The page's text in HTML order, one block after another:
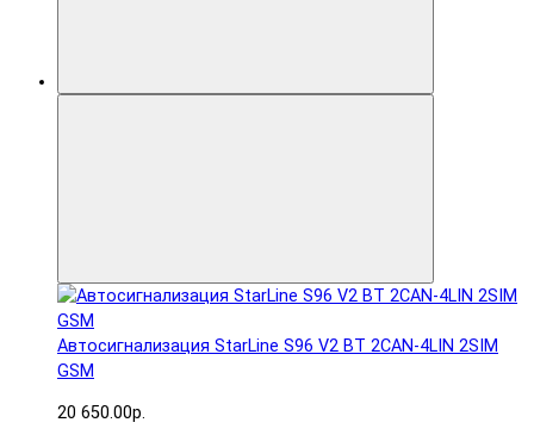
Автосигнализация StarLine S96 V2 BT 2CAN-4LIN 2SIM
GSM
20 650.00р.